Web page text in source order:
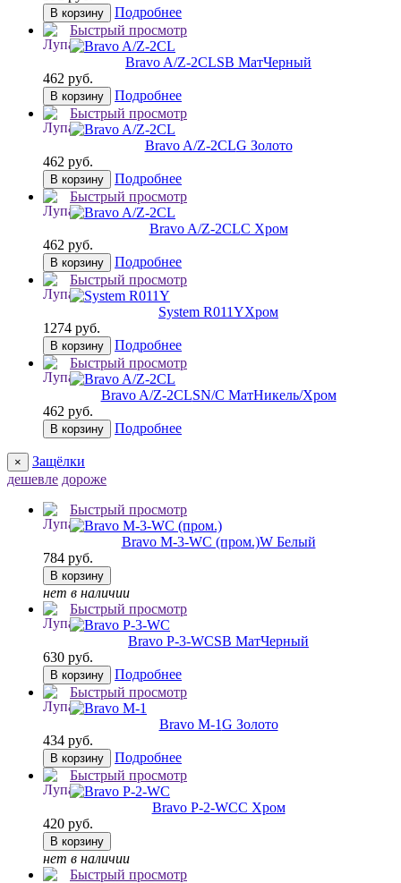
В корзину
Подробнее
Быстрый просмотр
Bravo A/Z-2CLSB МатЧерный
462 руб.
В корзину
Подробнее
Быстрый просмотр
Bravo A/Z-2CLG Золото
462 руб.
В корзину
Подробнее
Быстрый просмотр
Bravo A/Z-2CLC Хром
462 руб.
В корзину
Подробнее
Быстрый просмотр
System R011YХром
1274 руб.
В корзину
Подробнее
Быстрый просмотр
Bravo A/Z-2CLSN/C МатНикель/Хром
462 руб.
В корзину Подробнее
×
Защёлки
дешевле дороже
Быстрый просмотр
Bravo M-3-WC (пром.)W Белый
784 руб.
В корзину
нет в наличии
Быстрый просмотр
Bravo P-3-WCSB МатЧерный
630 руб.
В корзину
Подробнее
Быстрый просмотр
Bravo M-1G Золото
434 руб.
В корзину
Подробнее
Быстрый просмотр
Bravo P-2-WCC Хром
420 руб.
В корзину
нет в наличии
Быстрый просмотр